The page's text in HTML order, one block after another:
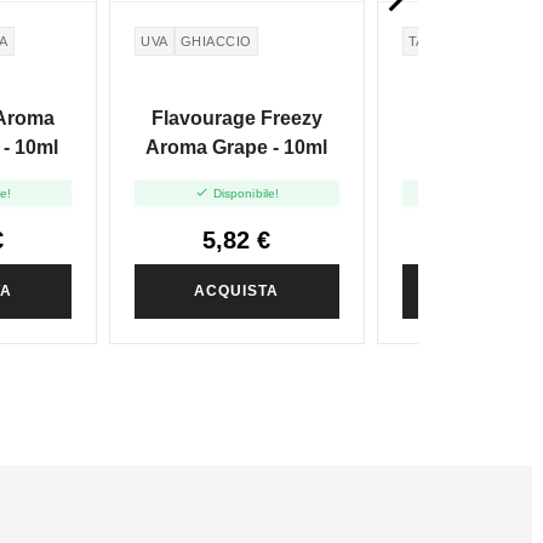
10ml
UVA GHIACCIO
Flavourage Freezy
Aroma Grape - 10ml
 Disponibile!
5,82 €
ACQUISTA
TABACCO